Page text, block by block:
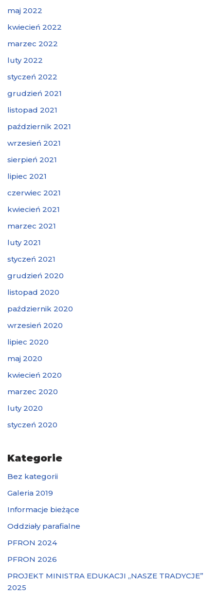
maj 2022
kwiecień 2022
marzec 2022
luty 2022
styczeń 2022
grudzień 2021
listopad 2021
październik 2021
wrzesień 2021
sierpień 2021
lipiec 2021
czerwiec 2021
kwiecień 2021
marzec 2021
luty 2021
styczeń 2021
grudzień 2020
listopad 2020
październik 2020
wrzesień 2020
lipiec 2020
maj 2020
kwiecień 2020
marzec 2020
luty 2020
styczeń 2020
Kategorie
Bez kategorii
Galeria 2019
Informacje bieżące
Oddziały parafialne
PFRON 2024
PFRON 2026
PROJEKT MINISTRA EDUKACJI „NASZE TRADYCJE”
2025